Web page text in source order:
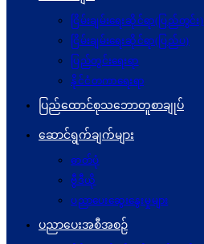
ငြိမ်းချမ်းရေးဆိုင်ရာ(ပြည်တွင်း)
ငြိမ်းချမ်းရေးဆိုင်ရာ(ပြည်ပ)
ပြည်တွင်းရေးရာ
နိုင်ငံတကာရေးရာ
ပြည်ထောင်စုသဘောတူစာချုပ်
ဆောင်ရွက်ချက်များ
ဓာတ်ပုံ
ဗွီဒီယို
ပညာပေးဆွေးနွေးမှုများ
ပညာပေးအစီအစဉ်